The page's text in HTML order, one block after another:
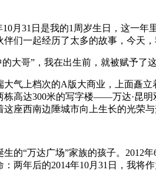
10月31日是我的1周岁生日，这一
们一起经历了太多的故事，今天，
的大哥” ，我在出生前，就被赋予了
气上档次的A版大商业，上面矗
高达300米的写字楼——万达·昆
座西南边陲城市向上生长的光荣与
生的“万达广场”家族的孩子。2012
两年后的2014年10月31日，我将